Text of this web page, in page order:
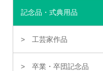
記念品・式典用品
工芸家作品
卒業・卒団記念品